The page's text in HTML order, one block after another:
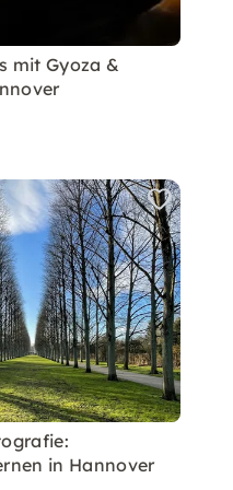
mit Gyoza &
in Hannover